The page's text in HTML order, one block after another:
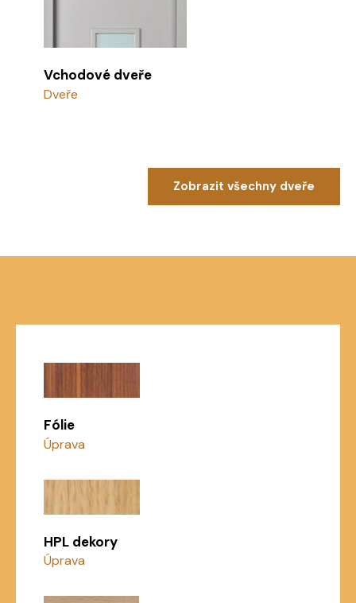
Vchodové dveře
Dveře
Zobrazit všechny dveře
Fólie
Úprava
HPL dekory
Úprava